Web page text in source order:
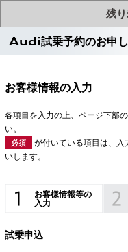
Audi試乗予約のお申
お客様情報の入力
各項目を入力の上、ページ下部
い。
必須
が付いている項目は、
いします。
お客様情報等の
入力
試乗申込
残